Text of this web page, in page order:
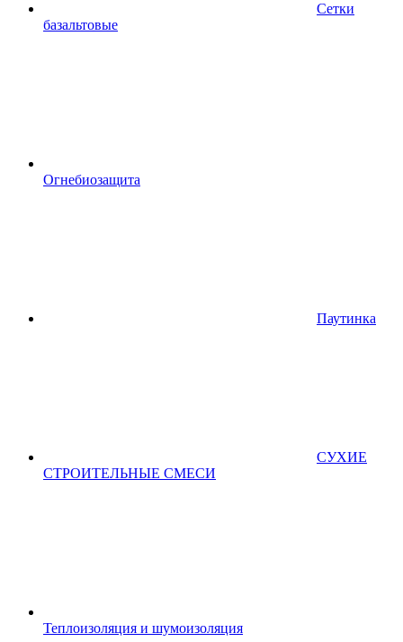
Сетки
базальтовые
Огнебиозащита
Паутинка
СУХИЕ
СТРОИТЕЛЬНЫЕ СМЕСИ
Теплоизоляция и шумоизоляция